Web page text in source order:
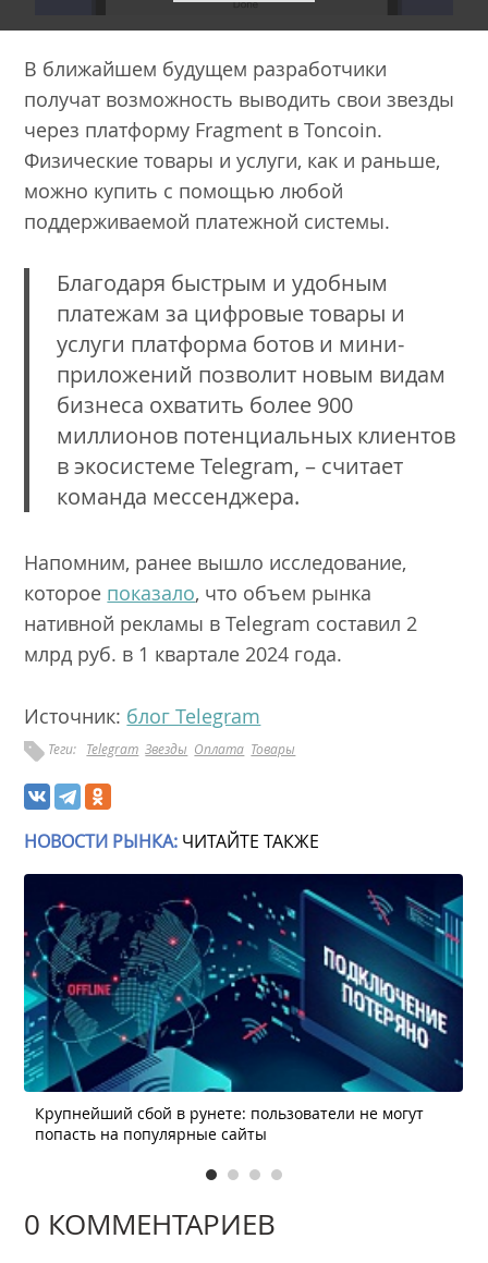
В ближайшем будущем разработчики
получат возможность выводить свои звезды
через платформу Fragment в Toncoin.
Физические товары и услуги, как и раньше,
можно купить с помощью любой
поддерживаемой платежной системы.
Благодаря быстрым и удобным
платежам за цифровые товары и
услуги платформа ботов и мини-
приложений позволит новым видам
бизнеса охватить более 900
миллионов потенциальных клиентов
в экосистеме Telegram, – считает
команда мессенджера.
Напомним, ранее вышло исследование,
которое показало, что объем рынка
нативной рекламы в Telegram составил 2
млрд руб. в 1 квартале 2024 года.
Источник: блог Telegram
Теги: Telegram Звезды Оплата Товары
НОВОСТИ РЫНКА: ЧИТАЙТЕ ТАКЖЕ
Крупнейший сбой в рунете: пользователи не могут
попасть на популярные сайты
0 КОММЕНТАРИЕВ